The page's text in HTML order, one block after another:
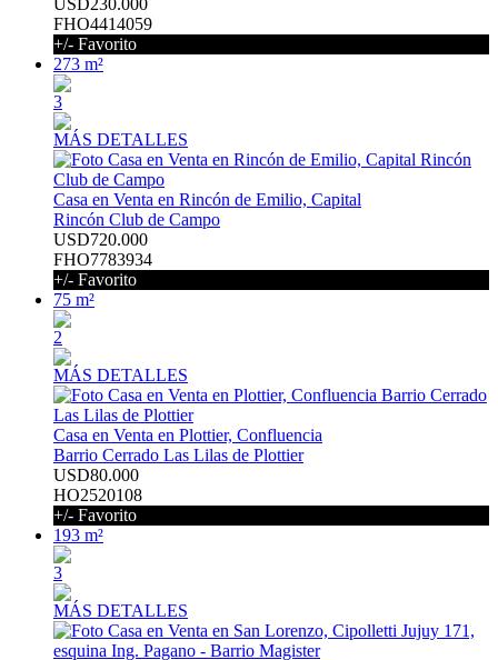
USD230.000
FHO4414059
+/- Favorito
273 m²
3
MÁS DETALLES
Casa en Venta en Rincón de Emilio, Capital
Rincón Club de Campo
USD720.000
FHO7783934
+/- Favorito
75 m²
2
MÁS DETALLES
Casa en Venta en Plottier, Confluencia
Barrio Cerrado Las Lilas de Plottier
USD80.000
HO2520108
+/- Favorito
193 m²
3
MÁS DETALLES